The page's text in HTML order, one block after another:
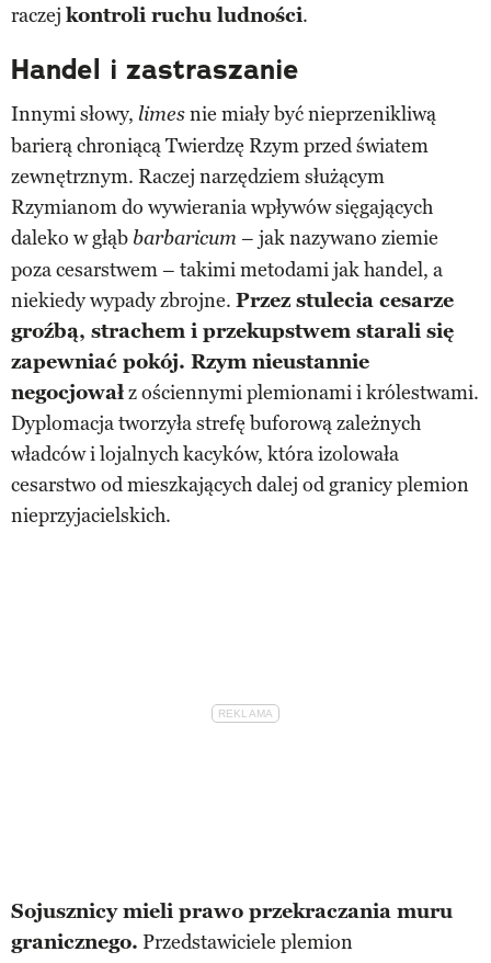
raczej kontroli ruchu ludności.
Handel i zastraszanie
Innymi słowy, limesnie miały być nieprzenikliwą
barierą chroniącą Twierdzę Rzym przed światem
zewnętrznym. Raczej narzędziem służącym
Rzymianom do wywierania wpływów sięgających
daleko w głąb barbaricum – jak nazywano ziemie
poza cesarstwem – takimi metodami jak handel, a
niekiedy wypady zbrojne. Przez stulecia cesarze
groźbą, strachem i przekupstwem starali się
zapewniać pokój. Rzym nieustannie
negocjowałz ościennymi plemionami i królestwami.
Dyplomacja tworzyła strefę buforową zależnych
władców i lojalnych kacyków, która izolowała
cesarstwo od mieszkających dalej od granicy plemion
nieprzyjacielskich.
Sojusznicy mieli prawo przekraczania muru
granicznego. Przedstawiciele plemion